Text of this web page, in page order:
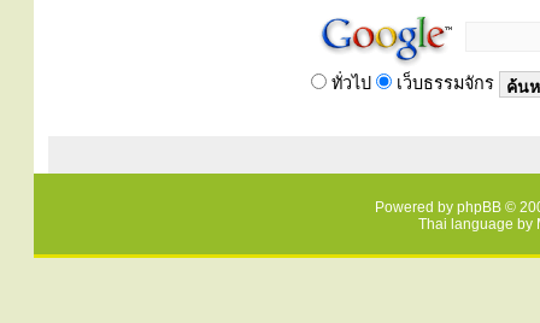
ทั่วไป เว็บธรรมจักร
Powered by phpBB ©
Thai language by